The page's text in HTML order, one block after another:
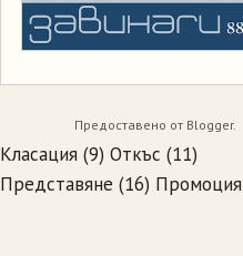
Предоставено от Blogger.
Класация (9) Откъс (11)
Представяне (16) Промоция